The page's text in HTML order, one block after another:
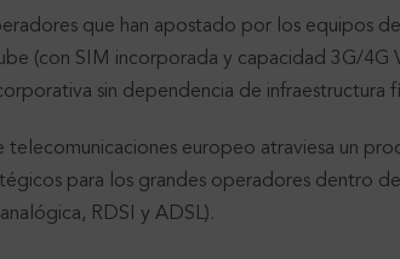
que han apostado por los equipos
(con SIM incorporada y capacidad 3G/
sin dependencia de infraestructura
telecomunicaciones europeo atraviesa un
para los grandes operadores dentro
RDSI y ADSL).